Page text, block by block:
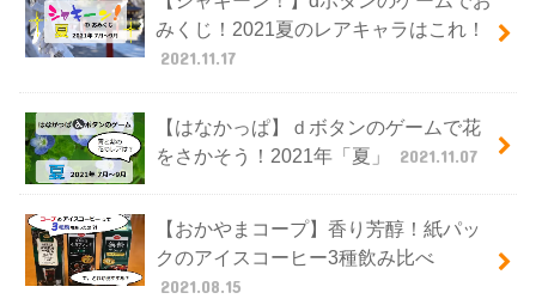
みくじ！2021夏のレアキャラはこれ！
2021.11.17
【はなかっぱ】ｄボタンのゲームで花
をさかそう！2021年「夏」
2021.11.07
【おかやまコープ】香り芳醇！紙パッ
クのアイスコーヒー3種飲み比べ
2021.08.15